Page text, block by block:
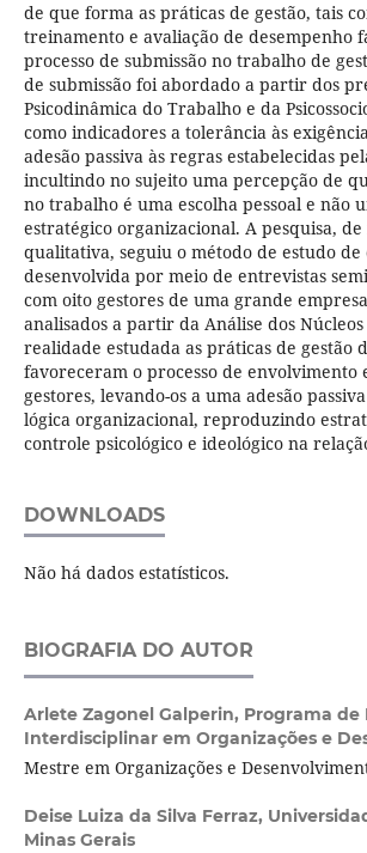
de que forma as práticas de gestão, tais
treinamento e avaliação de desempenho
processo de submissão no trabalho de
de submissão foi abordado a partir dos
Psicodinâmica do Trabalho e da
como indicadores a tolerância às
adesão passiva às regras estabelecidas
incultindo no sujeito uma percepção de
no trabalho é uma escolha pessoal e não
estratégico organizacional. A pesquisa,
qualitativa, seguiu o método de estudo de
desenvolvida por meio de entrevistas
com oito gestores de uma grande
analisados a partir da Análise dos
realidade estudada as práticas de gestão
favoreceram o processo de envolvimento
gestores, levando-os a uma adesão
lógica organizacional, reproduzindo
controle psicológico e ideológico na
DOWNLOADS
Não há dados estatísticos.
BIOGRAFIA DO AUTOR
Arlete Zagonel Galperin, Programa de
Interdisciplinar em Organizações e
Mestre em Organizações e
Deise Luiza da Silva Ferraz,
Minas Gerais